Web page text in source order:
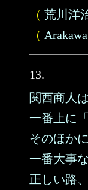
（ 荒川洋
（
13.
関西商人
一番上に
そのほか
一番大事
正しい路